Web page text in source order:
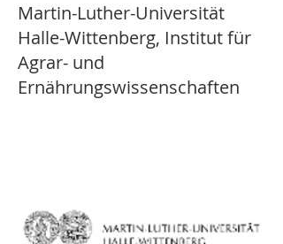
Martin-Luther-Universität
Halle-Wittenberg, Institut für
Agrar- und
Ernährungswissenschaften